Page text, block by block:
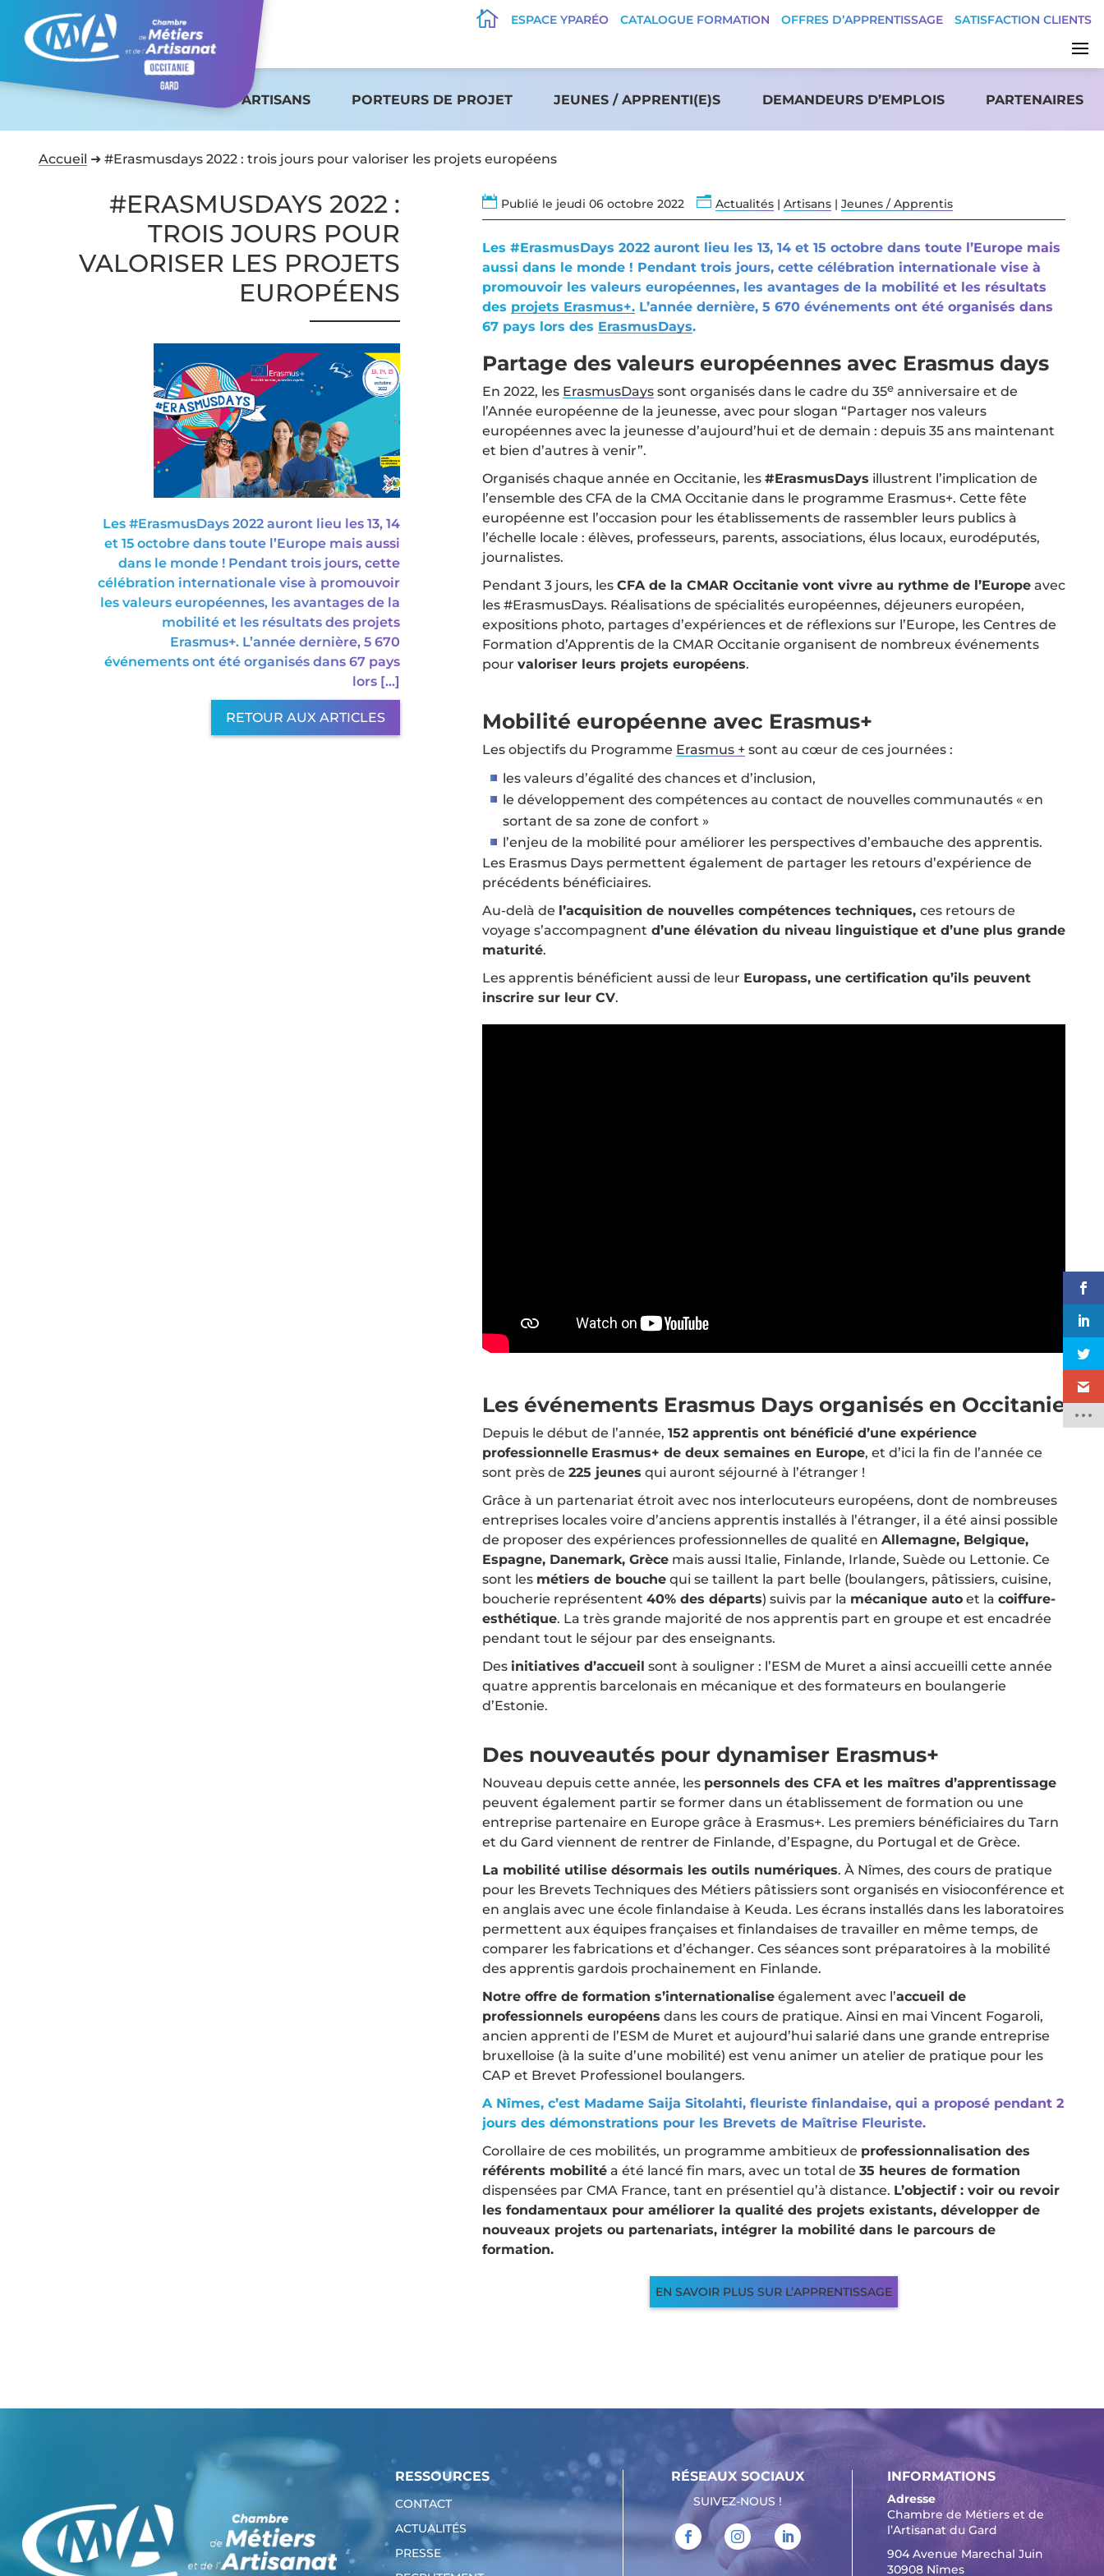
 ESPACE YPARÉO CATALOGUE FORMATION OFFRES D’APPRENTISSAGE SATISFACTION CLIENTS
ARTISANS PORTEURS DE PROJET JEUNES / APPRENTI(E)S DEMANDEURS D’EMPLOIS PARTENAIRES
Accueil ➜ #Erasmusdays 2022 : trois jours pour valoriser les projets européens
#ERASMUSDAYS 2022 :
TROIS JOURS POUR
VALORISER LES PROJETS
EUROPÉENS
Les #ErasmusDays 2022 auront lieu les 13, 14
et 15 octobre dans toute l’Europe mais aussi
dans le monde ! Pendant trois jours, cette
célébration internationale vise à promouvoir
les valeurs européennes, les avantages de la
mobilité et les résultats des projets
Erasmus+. L’année dernière, 5 670
événements ont été organisés dans 67 pays
lors […]
RETOUR AUX ARTICLES
 Publié le jeudi 06 octobre 2022 n Actualités | Artisans | Jeunes / Apprentis
Les #ErasmusDays 2022 auront lieu les 13, 14 et 15 octobre dans toute l’Europe mais
aussi dans le monde ! Pendant trois jours, cette célébration internationale vise à
promouvoir les valeurs européennes, les avantages de la mobilité et les résultats
des projets Erasmus+. L’année dernière, 5 670 événements ont été organisés dans
67 pays lors des ErasmusDays.
Partage des valeurs européennes avec Erasmus days
En 2022, les ErasmusDays sont organisés dans le cadre du 35e anniversaire et de
l’Année européenne de la jeunesse, avec pour slogan “Partager nos valeurs
européennes avec la jeunesse d’aujourd’hui et de demain : depuis 35 ans maintenant
et bien d’autres à venir”.
Organisés chaque année en Occitanie, les #ErasmusDays illustrent l’implication de
l’ensemble des CFA de la CMA Occitanie dans le programme Erasmus+. Cette fête
européenne est l’occasion pour les établissements de rassembler leurs publics à
l’échelle locale : élèves, professeurs, parents, associations, élus locaux, eurodéputés,
journalistes.
Pendant 3 jours, les CFA de la CMAR Occitanie vont vivre au rythme de l’Europe avec
les #ErasmusDays. Réalisations de spécialités européennes, déjeuners européen,
expositions photo, partages d’expériences et de réflexions sur l’Europe, les Centres de
Formation d’Apprentis de la CMAR Occitanie organisent de nombreux événements
pour valoriser leurs projets européens.
Mobilité européenne avec Erasmus+
Les objectifs du Programme Erasmus + sont au cœur de ces journées :
les valeurs d’égalité des chances et d’inclusion,
le développement des compétences au contact de nouvelles communautés « en
sortant de sa zone de confort »
l’enjeu de la mobilité pour améliorer les perspectives d’embauche des apprentis.
Les Erasmus Days permettent également de partager les retours d’expérience de
précédents bénéficiaires.
Au-delà de l’acquisition de nouvelles compétences techniques, ces retours de
voyage s’accompagnent d’une élévation du niveau linguistique et d’une plus grande
maturité.
Les apprentis bénéficient aussi de leur Europass, une certification qu’ils peuvent
inscrire sur leur CV.
Les événements Erasmus Days organisés en Occitanie
Depuis le début de l’année, 152 apprentis ont bénéficié d’une expérience
professionnelle Erasmus+ de deux semaines en Europe, et d’ici la fin de l’année ce
sont près de 225 jeunes qui auront séjourné à l’étranger !
Grâce à un partenariat étroit avec nos interlocuteurs européens, dont de nombreuses
entreprises locales voire d’anciens apprentis installés à l’étranger, il a été ainsi possible
de proposer des expériences professionnelles de qualité en Allemagne, Belgique,
Espagne, Danemark, Grèce mais aussi Italie, Finlande, Irlande, Suède ou Lettonie. Ce
sont les métiers de bouche qui se taillent la part belle (boulangers, pâtissiers, cuisine,
boucherie représentent 40% des départs) suivis par la mécanique auto et la coiffure-
esthétique. La très grande majorité de nos apprentis part en groupe et est encadrée
pendant tout le séjour par des enseignants.
Des initiatives d’accueil sont à souligner : l’ESM de Muret a ainsi accueilli cette année
quatre apprentis barcelonais en mécanique et des formateurs en boulangerie
d’Estonie.
Des nouveautés pour dynamiser Erasmus+
Nouveau depuis cette année, les personnels des CFA et les maîtres d’apprentissage
peuvent également partir se former dans un établissement de formation ou une
entreprise partenaire en Europe grâce à Erasmus+. Les premiers bénéficiaires du Tarn
et du Gard viennent de rentrer de Finlande, d’Espagne, du Portugal et de Grèce.
La mobilité utilise désormais les outils numériques. À Nîmes, des cours de pratique
pour les Brevets Techniques des Métiers pâtissiers sont organisés en visioconférence et
en anglais avec une école finlandaise à Keuda. Les écrans installés dans les laboratoires
permettent aux équipes françaises et finlandaises de travailler en même temps, de
comparer les fabrications et d’échanger. Ces séances sont préparatoires à la mobilité
des apprentis gardois prochainement en Finlande.
Notre offre de formation s’internationalise également avec l’accueil de
professionnels européens dans les cours de pratique. Ainsi en mai Vincent Fogaroli,
ancien apprenti de l’ESM de Muret et aujourd’hui salarié dans une grande entreprise
bruxelloise (à la suite d’une mobilité) est venu animer un atelier de pratique pour les
CAP et Brevet Professionel boulangers.
A Nîmes, c’est Madame Saija Sitolahti, fleuriste finlandaise, qui a proposé pendant 2
jours des démonstrations pour les Brevets de Maîtrise Fleuriste.
Corollaire de ces mobilités, un programme ambitieux de professionnalisation des
référents mobilité a été lancé fin mars, avec un total de 35 heures de formation
dispensées par CMA France, tant en présentiel qu’à distance. L’objectif : voir ou revoir
les fondamentaux pour améliorer la qualité des projets existants, développer de
nouveaux projets ou partenariats, intégrer la mobilité dans le parcours de
formation.
EN SAVOIR PLUS SUR L’APPRENTISSAGE
RESSOURCES
CONTACT
ACTUALITÉS
PRESSE
RÉSEAUX SOCIAUX
SUIVEZ-NOUS !
INFORMATIONS
Adresse
Chambre de Métiers et de
l’Artisanat du Gard
904 Avenue Marechal Juin
30908 Nîmes